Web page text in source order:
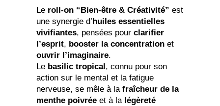
Le roll-on “Bien-être & Créativité” est
une synergie d’ huiles essentielles
vivifiantes, pensées pour clarifier
l’esprit, booster la concentration et
ouvrir l’imaginaire.
Le basilic tropical , connu pour son
action sur le mental et la fatigue
nerveuse, se mêle à la fraîcheur de la
menthe poivrée et à la légèreté